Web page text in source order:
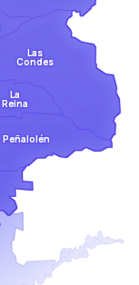
La
Reina
Peñalolén
Las
Condes